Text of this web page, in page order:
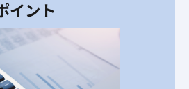
イント